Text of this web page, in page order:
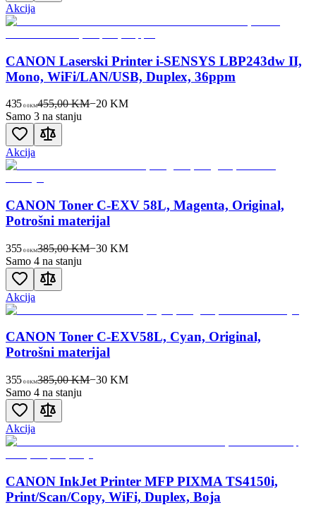
Akcija
CANON Laserski Printer i-SENSYS LBP243dw II,
Mono, WiFi/LAN/USB, Duplex, 36ppm
435 00KM455,00 KM−20 KM
Samo 3 na stanju
Akcija
CANON Toner C-EXV 58L, Magenta, Original,
Potrošni materijal
355 00KM385,00 KM−30 KM
Samo 4 na stanju
Akcija
CANON Toner C-EXV58L, Cyan, Original,
Potrošni materijal
355 00KM385,00 KM−30 KM
Samo 4 na stanju
Akcija
CANON InkJet Printer MFP PIXMA TS4150i,
Print/Scan/Copy, WiFi, Duplex, Boja